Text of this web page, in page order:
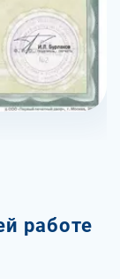
работе